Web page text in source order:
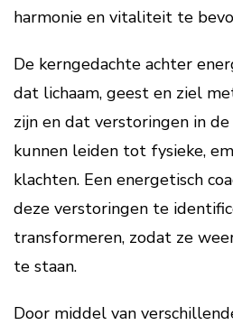
harmonie en vitaliteit te
De kerngedachte achter
dat lichaam, geest en ziel
zijn en dat verstoringen in
kunnen leiden tot fysieke,
klachten. Een energetisch
deze verstoringen te
transformeren, zodat ze
te staan.
Door middel van